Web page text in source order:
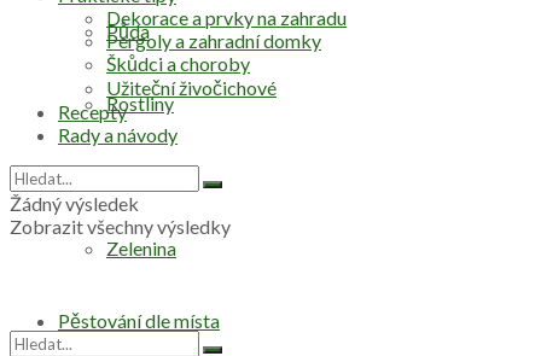
Půda
Rostliny
Zelenina
Pěstování dle místa
Dekorace a prvky na zahradu
Pergoly a zahradní domky
Škůdci a choroby
Užiteční živočichové
Recepty
Rady a návody
Žádný výsledek
Zobrazit všechny výsledky